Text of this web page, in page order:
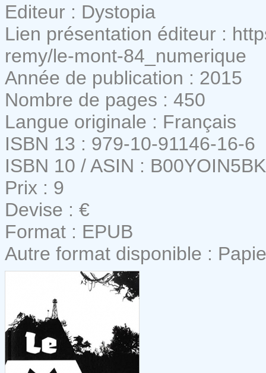
Editeur : Dystopia
Lien présentation éditeur :
remy/le-mont-84_numerique
Année de publication : 2015
Nombre de pages : 450
Langue originale : Français
ISBN 13 : 979-10-91146-16-6
ISBN 10 / ASIN : B00YOIN5BK
Prix : 9
Devise : €
Format : EPUB
Autre format disponible :